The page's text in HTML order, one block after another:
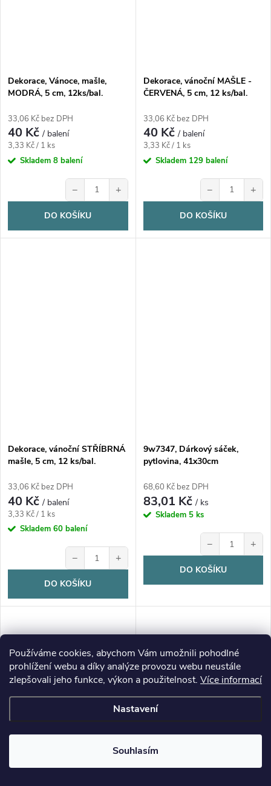
Používáme cookies, abychom Vám umožnili pohodlné
prohlížení webu a díky analýze provozu webu neustále
zlepšovali jeho funkce, výkon a použitelnost. Více informací
Nastavení
Souhlasím
Dekorace, Vánoce, mašle,
MODRÁ, 5 cm, 12ks/bal.
33,06 Kč bez DPH
40 Kč/ balení
Měrná
cena:
3,33 Kč / 1 ks
Skladem 8 balení
− +
DO KOŠÍKU
Dekorace, vánoční MAŠLE -
ČERVENÁ, 5 cm, 12 ks/bal.
33,06 Kč bez DPH
40 Kč/ balení
Měrná
cena:
3,33 Kč / 1 ks
Skladem 129 balení
− +
DO KOŠÍKU
Dekorace, vánoční STŘÍBRNÁ
mašle, 5 cm, 12 ks/bal.
33,06 Kč bez DPH
40 Kč/ balení
Měrná
cena:
3,33 Kč / 1 ks
Skladem 60 balení
− +
DO KOŠÍKU
9w7347, Dárkový sáček,
pytlovina, 41x30cm
68,60 Kč bez DPH
83,01 Kč/ ks
Skladem 5 ks
− +
DO KOŠÍKU